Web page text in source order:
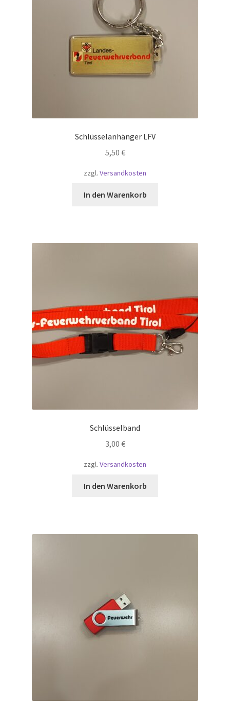
Schlüsselanhänger LFV
5,50 €
zzgl. Versandkosten
In den Warenkorb
Schlüsselband
3,00 €
zzgl. Versandkosten
In den Warenkorb